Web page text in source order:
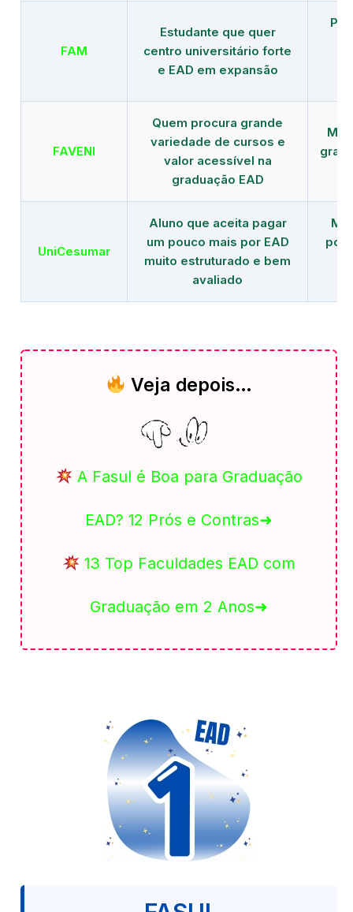
FAM
Estudante que quer
centro universitário forte
e EAD em expansão
FAVENI
Quem procura grande
variedade de cursos e
valor acessível na
graduação EAD
UniCesumar
Aluno que aceita pagar
um pouco mais por EAD
muito estruturado e bem
avaliado
Veja depois…
A Fasul é Boa para Graduação
EAD? 12 Prós e Contras➜
13 Top Faculdades EAD com
Graduação em 2 Anos➜